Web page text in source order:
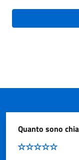
Quanto sono